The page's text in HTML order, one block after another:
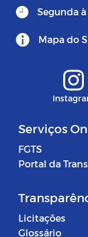
Segunda
Mapa do
Serviços
FGTS
Portal da
Licitações
Glossário